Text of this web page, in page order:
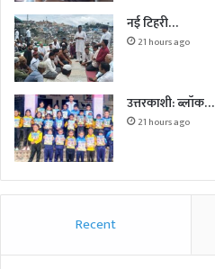
नई टिहरी…
21 hours ago
उत्तरकाशी: ब्लॉक…
21 hours ago
Recent